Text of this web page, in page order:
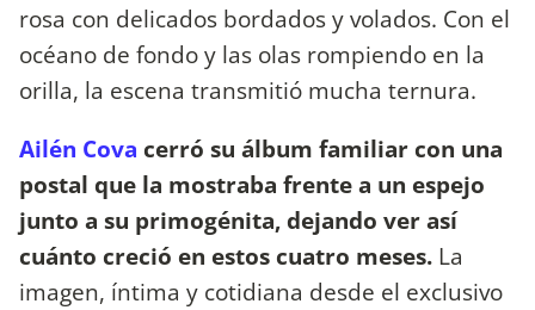
rosa con delicados bordados y volados. Con el
océano de fondo y las olas rompiendo en la
orilla, la escena transmitió mucha ternura.
Ailén Cova cerró su álbum familiar con una
postal que la mostraba frente a un espejo
junto a su primogénita, dejando ver así
cuánto creció en estos cuatro meses. La
imagen, íntima y cotidiana desde el exclusivo